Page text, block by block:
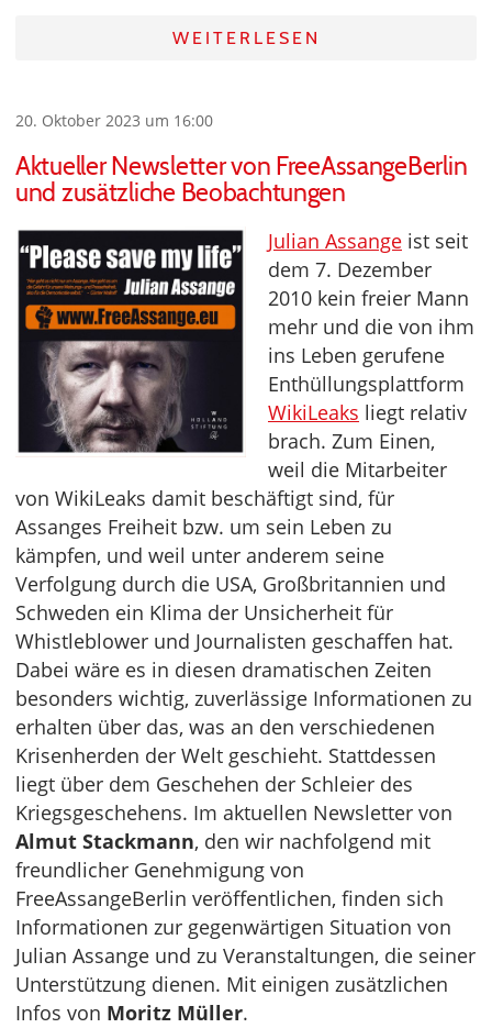
WEITERLESEN
20. Oktober 2023 um 16:00
Aktueller Newsletter von FreeAssangeBerlin
und zusätzliche Beobachtungen
Julian Assange ist seit
dem 7. Dezember
2010 kein freier Mann
mehr und die von ihm
ins Leben gerufene
Enthüllungsplattform
WikiLeaks liegt relativ
brach. Zum Einen,
weil die Mitarbeiter
von WikiLeaks damit beschäftigt sind, für
Assanges Freiheit bzw. um sein Leben zu
kämpfen, und weil unter anderem seine
Verfolgung durch die USA, Großbritannien und
Schweden ein Klima der Unsicherheit für
Whistleblower und Journalisten geschaffen hat.
Dabei wäre es in diesen dramatischen Zeiten
besonders wichtig, zuverlässige Informationen zu
erhalten über das, was an den verschiedenen
Krisenherden der Welt geschieht. Stattdessen
liegt über dem Geschehen der Schleier des
Kriegsgeschehens. Im aktuellen Newsletter von
Almut Stackmann, den wir nachfolgend mit
freundlicher Genehmigung von
FreeAssangeBerlin veröffentlichen, finden sich
Informationen zur gegenwärtigen Situation von
Julian Assange und zu Veranstaltungen, die seiner
Unterstützung dienen. Mit einigen zusätzlichen
Infos von Moritz Müller.